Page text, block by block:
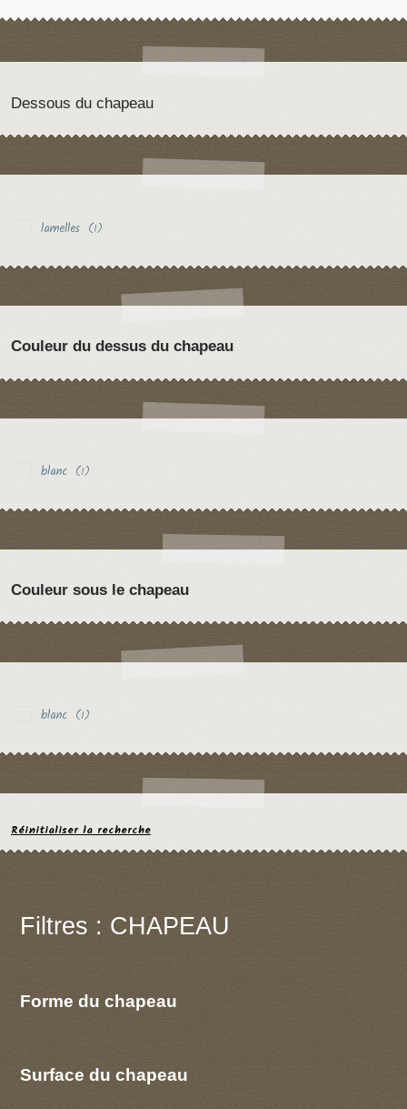
Dessous du chapeau
lamelles (1)
Couleur du dessus du chapeau
blanc (1)
Couleur sous le chapeau
blanc (1)
Réinitialiser la recherche
Filtres : CHAPEAU
Forme du chapeau
Surface du chapeau